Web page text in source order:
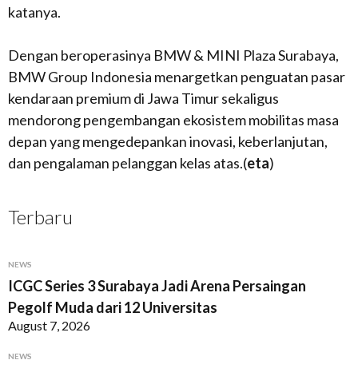
katanya.
Dengan beroperasinya BMW & MINI Plaza Surabaya,
BMW Group Indonesia menargetkan penguatan pasar
kendaraan premium di Jawa Timur sekaligus
mendorong pengembangan ekosistem mobilitas masa
depan yang mengedepankan inovasi, keberlanjutan,
dan pengalaman pelanggan kelas atas.(eta)
Terbaru
NEWS
ICGC Series 3 Surabaya Jadi Arena Persaingan
Pegolf Muda dari 12 Universitas
August 7, 2026
NEWS